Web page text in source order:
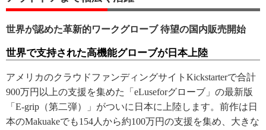
世界が認めた革新的ワークグローブ 待望の国内販売開始
世界で支持された高機能グローブが日本上陸
アメリカのクラウドファンディングサイトKickstarterで合計
900万円以上の支援を集めた「eLuseforグローブ」の最新版
「E-grip（第二弾）」がついに日本に上陸します。前作は日
本のMakuakeでも154人から約100万円の支援を集め、大きな